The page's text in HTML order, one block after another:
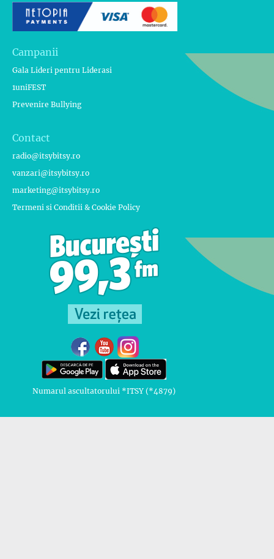
Campanii
Gala Lideri pentru Liderasi
1uniFEST
Prevenire Bullying
Contact
radio@itsybitsy.ro
vanzari@itsybitsy.ro
marketing@itsybitsy.ro
Termeni si Conditii & Cookie Policy
Numarul ascultatorului *ITSY (*4879)